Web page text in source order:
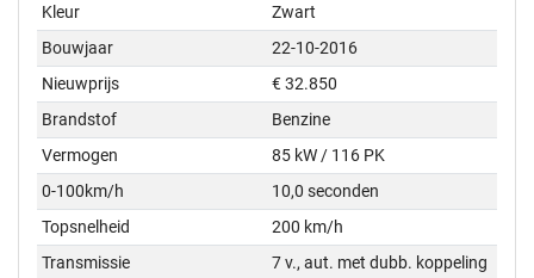
Kleur
Zwart
Bouwjaar
22-10-2016
Nieuwprijs
€ 32.850
Brandstof
Benzine
Vermogen
85 kW / 116 PK
0-100km/h
10,0 seconden
Topsnelheid
200 km/h
Transmissie
7 v., aut. met dubb. koppeling